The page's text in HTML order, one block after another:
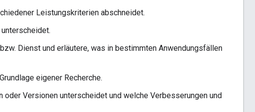
Leistungskriterien abschneidet.
Dienst und erläutere, was in bestimmten Anwendungsfällen
eigener Recherche.
Versionen unterscheidet und welche Verbesserungen und